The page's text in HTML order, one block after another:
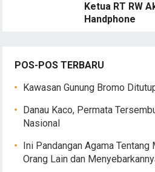
Ketua RT RW
Handphone
POS-POS TERBARU
Kawasan Gunung Bromo
Danau Kaco, Permata
Nasional
Ini Pandangan Agama
Orang Lain dan